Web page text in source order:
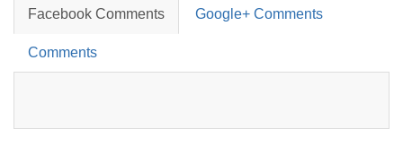
Facebook Comments Google+ Comments
Comments